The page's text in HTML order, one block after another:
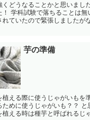
どうなることかと思いましたが
試験で落
ていたので緊張しましたが
芋の準備
える際に使うじゃがいもを
うじゃがいも？？ と思うかもしれませ
植える時は種芋と呼ばれるじ